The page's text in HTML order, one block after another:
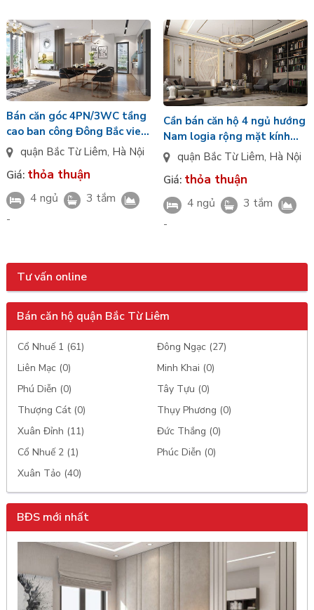
Bán căn góc 4PN/3WC tầng
cao ban công Đông Bắc view
toàn cảnh nội khu Pacific
Starlake giá VIP
quận Bắc Từ Liêm, Hà Nội
Giá: thỏa thuận
4 ngủ
3 tắm
-
Cần bán căn hộ 4 ngủ hướng
Nam logia rộng mặt kính
LowE chạm sàn view
quận Bắc Từ Liêm, Hà Nội
Giá: thỏa thuận
4 ngủ
3 tắm
-
Tư vấn online
Bán căn hộ quận Bắc Từ Liêm
Cổ Nhuế 1 (61)
Đông Ngạc (27)
Liên Mạc (0)
Minh Khai (0)
Phú Diễn (0)
Tây Tựu (0)
Thượng Cát (0)
Thụy Phương (0)
Xuân Đỉnh (11)
Đức Thắng (0)
Cổ Nhuế 2 (1)
Phúc Diễn (0)
Xuân Tảo (40)
BĐS mới nhất